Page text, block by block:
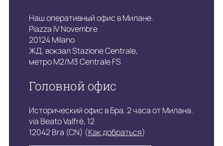
Наш оперативный офис в Милане.
Piazza IV Novembre
20124 Milano
ЖД. вокзал Stazione Centrale,
метро M2/M3 Centrale FS
Головной офис
Исторический офис в Бра. 2 часа от Милана.
via Beato Valfrè, 12
12042 Bra (CN) (Как добраться)